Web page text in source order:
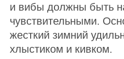
и вибы должны быть
чувствительными.
жесткий зимний
хлыстиком и кивком.